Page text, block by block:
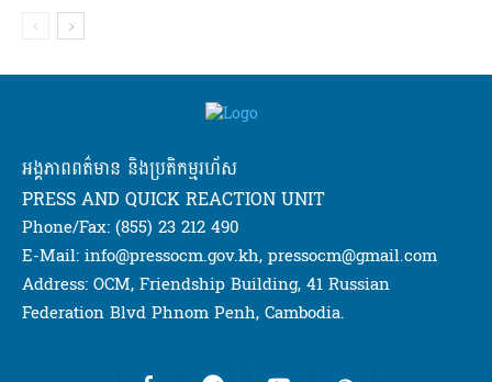
អង្គភាពពត៌មាន និងប្រតិកម្មរហ័ស
PRESS AND QUICK REACTION UNIT
Phone/Fax: (855) 23 212 490
E-Mail: info@pressocm.gov.kh, pressocm@gmail.com
Address: OCM, Friendship Building, 41 Russian
Federation Blvd Phnom Penh, Cambodia.